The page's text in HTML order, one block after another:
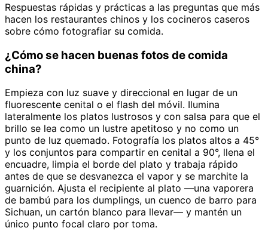
Respuestas rápidas y prácticas a las preguntas que más
hacen los restaurantes chinos y los cocineros caseros
sobre cómo fotografiar su comida.
¿Cómo se hacen buenas fotos de comida
china?
Empieza con luz suave y direccional en lugar de un
fluorescente cenital o el flash del móvil. Ilumina
lateralmente los platos lustrosos y con salsa para que el
brillo se lea como un lustre apetitoso y no como un
punto de luz quemado. Fotografía los platos altos a 45°
y los conjuntos para compartir en cenital a 90°, llena el
encuadre, limpia el borde del plato y trabaja rápido
antes de que se desvanezca el vapor y se marchite la
guarnición. Ajusta el recipiente al plato —una vaporera
de bambú para los dumplings, un cuenco de barro para
Sichuan, un cartón blanco para llevar— y mantén un
único punto focal claro por toma.